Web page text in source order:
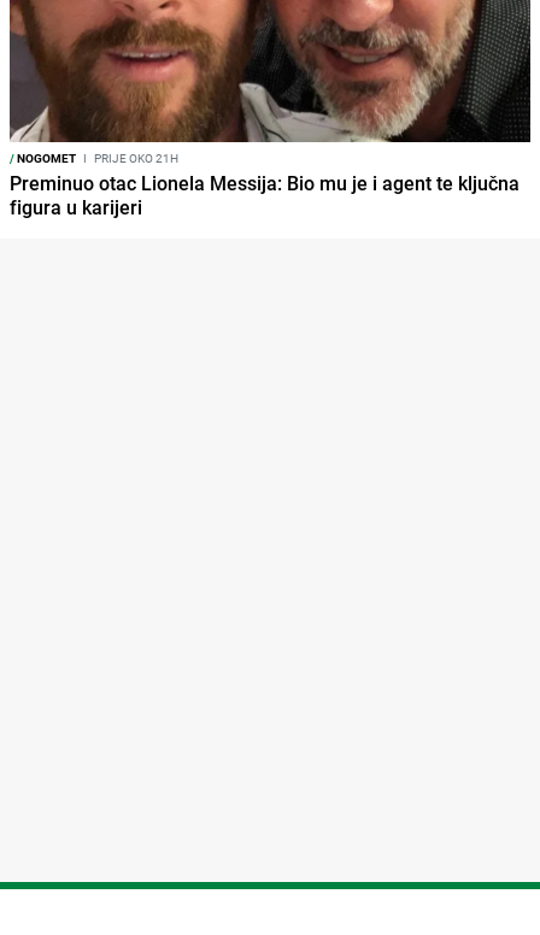
/NOGOMET I PRIJE OKO 21H
Preminuo otac Lionela Messija: Bio mu je i agent te ključna
figura u karijeri